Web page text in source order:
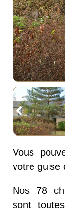
Vous
votre guise
Nos 78
sont